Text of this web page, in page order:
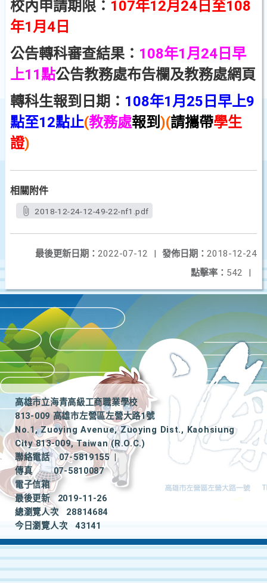
校內申請期限： 107年12月24日至108
年1月4日
公告轉科審查結果： 108年1月24日早
上11點公告教務處布告欄及教務處網頁
轉科生報到日期： 108年1月25日早上9
點至12點止(教務處報到)(請攜帶學生
證)
相關附件
2018-12-24-12-49-22-nf1.pdf
發佈日期： 2018-12-24
最後更新日期： 2022-07-12
|
點擊率： 542 |
高雄市立海青高級工商職業學校
813-009 高雄市左營區左營大路1號
No.1, Zuoying Avenue, Zuoying Dist., Kaohsiung
City 813-009, Taiwan (R.O.C.)
聯絡電話
07-5819155
|
傳真
07-5810087
電子信箱
最後更新
2019-11-26
總瀏覽人次
28814684
今日瀏覽人次
43141